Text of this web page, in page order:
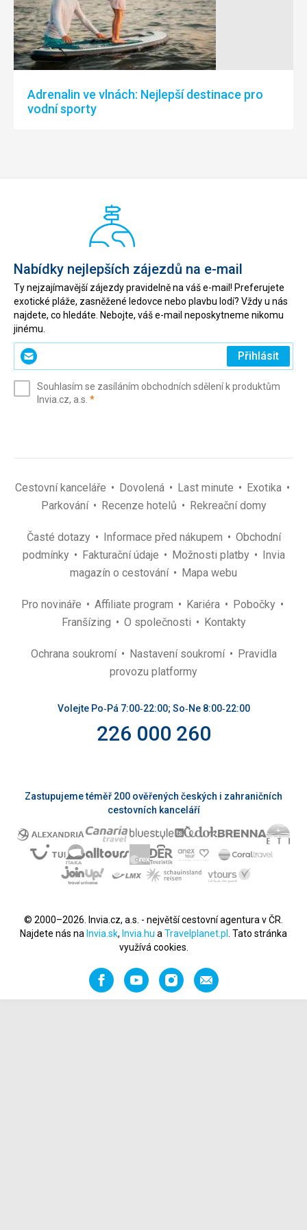
Adrenalin ve vlnách: Nejlepší destinace pro
vodní sporty
Nabídky nejlepších zájezdů na e-mail
Ty nejzajímavější zájezdy pravidelně na váš e-mail! Preferujete
exotické pláže, zasněžené ledovce nebo plavbu lodí? Vždy u nás
najdete, co hledáte. Nebojte, váš e-mail neposkytneme nikomu
jinému.
Zadejte
svůj
(povinné)
Přihlásit
Souhlasím se zasíláním obchodních sdělení k produktům
Invia.cz, a.s. *(povinné)
Cestovní kanceláře Dovolená Last minute
Exotika
Parkování
Recenze hotelů Rekreační domy
Časté dotazy Informace před nákupem
Obchodní
podmínky
Fakturační údaje Možnosti platby
Invia
magazín o cestování
Mapa webu
Pro novináře Affiliate program Kariéra
Pobočky
Franšízing
O společnosti Kontakty
Ochrana soukromí Nastavení soukromí
Pravidla
provozu platformy
Volejte Po‑Pá 7:00‑22:00; So‑Ne 8:00‑22:00
226 000 260
Zastupujeme téměř 200 ověřených českých i zahraničních
cestovních kanceláří
© 2000–2026. Invia.cz, a.s. - největší cestovní agentura v ČR.
Najdete nás na Invia.sk, Invia.hu a Travelplanet.pl
. Tato stránka
využívá cookies.
FacebookYouTubeInstagramNapište
nám